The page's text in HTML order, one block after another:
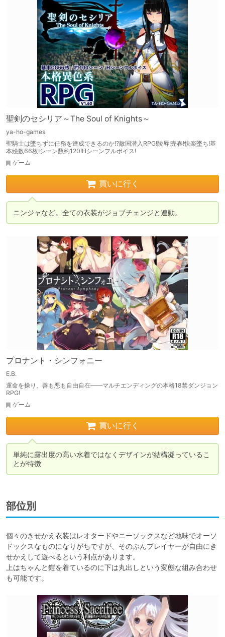
聖剣のセシリア～The Soul of Knights～
ya-ho-games
聖騎士は墜ちずに任務を達成できるのか!?敵国潜入RPG!陵辱!売春!快楽墜ち!基
本絵数66枚!シーン数約120!Hシーンフルボイス!
ゲーム
買いに行く
ニンジャなど。全ての衣装がジョブチェンジと連動。
プロナント・シンフォニー
E.B.
運命を操り、善も悪も自由自在――マルチエンディングの本格18禁ダンジョン
RPG!
ゲーム
買いに行く
単純に露出度の高い水着ではなくデザインが結構凝っているこ
とが特徴
部位別
個々のきせかえ衣装はレオタードやニーソックスなど地味でオーソ
ドックスなものになりがちですが、そのぶんプレイヤーが自由にき
せかえして遊べるという利点があります。
上はちゃんと鎧を着ているのに下は丸出しという変態な組み合わせ
も可能です。